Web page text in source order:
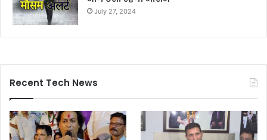
July 27, 2024
Recent Tech News